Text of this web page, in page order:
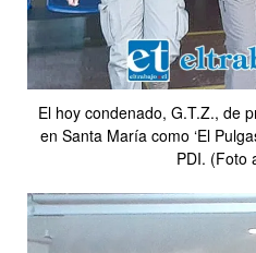
El hoy condenado, G.T.Z., de
en Santa María como ‘El
PDI. (Foto